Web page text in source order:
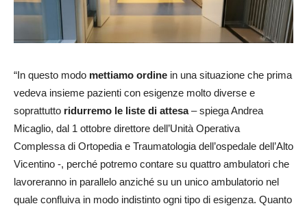
“In questo modo mettiamo ordine in una situazione che prima
vedeva insieme pazienti con esigenze molto diverse e
soprattutto ridurremo le liste di attesa– spiega Andrea
Micaglio, dal 1 ottobre direttore dell’Unità Operativa
Complessa di Ortopedia e Traumatologia dell’ospedale dell’Alto
Vicentino -, perché potremo contare su quattro ambulatori che
lavoreranno in parallelo anziché su un unico ambulatorio nel
quale confluiva in modo indistinto ogni tipo di esigenza. Quanto